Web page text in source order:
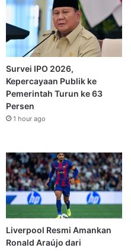
Survei IPO 2026,
Kepercayaan Publik ke
Pemerintah Turun ke 63
Persen
1 hour ago
Liverpool Resmi Amankan
Ronald Araújo dari